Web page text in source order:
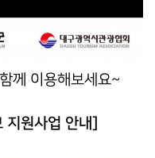
께 이용해보세요~
원사업 안내]